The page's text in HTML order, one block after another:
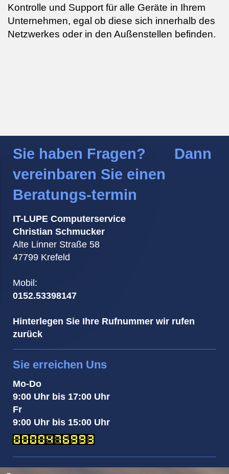
Kontrolle und Support für alle Geräte in Ihrem
Unternehmen, egal ob diese sich innerhalb des
Netzwerkes oder in den Außenstellen befinden.
Sie haben Fragen? Dann
vereinbaren Sie einen
Beratungs-termin
IT-LUPE Computerservice
Christian Schmucker
Alte Linner Straße 58
47799 Krefeld
Mobil:
0152.53398147
Hinterlegen Sie Ihre Rufnummer wir rufen
zurück
Sie erreichen Uns
Mo-Do
9:00 Uhr bis 17:00 Uhr
Fr
9:00 Uhr bis 15:00 Uhr